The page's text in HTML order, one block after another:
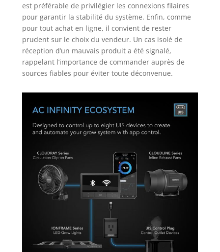
est préférable de privilégier les connexions filaires
pour garantir la stabilité du système. Enfin, comme
pour tout achat en ligne, il convient de rester
prudent sur le choix du vendeur. Un cas isolé de
réception d’un mauvais produit a été signalé,
rappelant l’importance de commander auprès de
sources fiables pour éviter toute déconvenue.